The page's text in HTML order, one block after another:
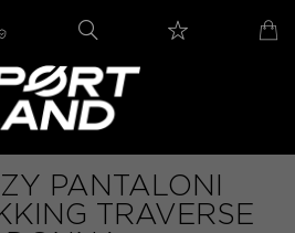
PANTALONI
TRAVERSE